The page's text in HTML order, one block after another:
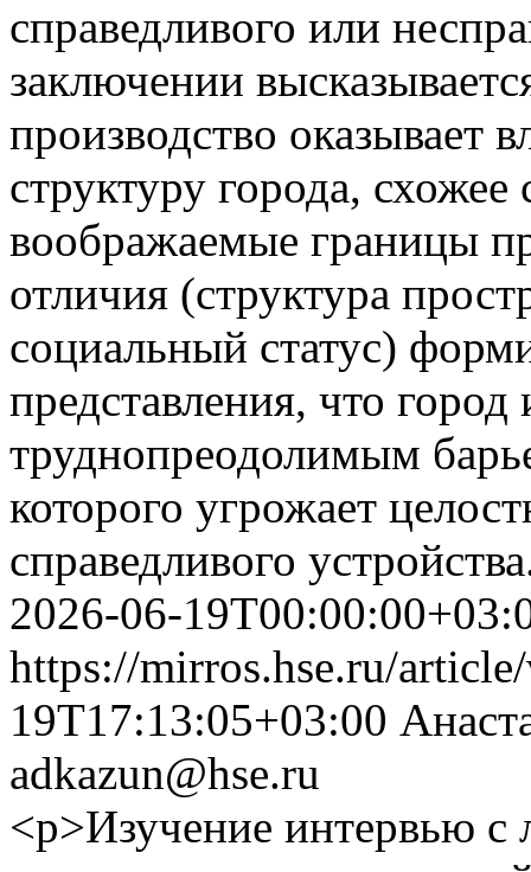
справедливого или
заключении
производство оказывает
структуру города,
воображаемые границы
отличия (структура
социальный статус)
представления, что
труднопреодолимым
которого угрожает
справедливого
2026-06-
https://mirros.hse.ru/
19T17:13:05+03:00
adkazun@hse.ru
<p>Изучение интервью